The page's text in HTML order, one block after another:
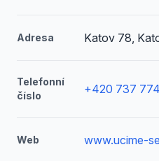
Adresa Katov 78,
Telefonní
číslo
+420 737
Web www.ucime-